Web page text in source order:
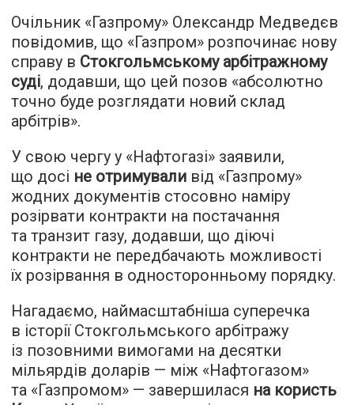
Очільник «Газпрому» Олександр Медведєв
повідомив, що «Газпром» розпочинає нову
справу в Стокгольмському арбітражному
суді, додавши, що цей позов «абсолютно
точно буде розглядати новий склад
арбітрів».
У свою чергу у «Нафтогазі» заявили,
що досі не отримували від «Газпрому»
жодних документів стосовно наміру
розірвати контракти на постачання
та транзит газу, додавши, що діючі
контракти не передбачають можливості
їх розірвання в односторонньому порядку.
Нагадаємо, наймасштабніша суперечка
в історії Стокгольмського арбітражу
із позовними вимогами на десятки
мільярдів доларів — між «Нафтогазом»
та «Газпромом» — завершилася на користь